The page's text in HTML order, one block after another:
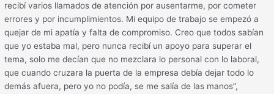
recibí varios llamados de atención por ausentarme, por cometer
errores y por incumplimientos. Mi equipo de trabajo se empezó a
quejar de mi apatía y falta de compromiso. Creo que todos sabían
que yo estaba mal, pero nunca recibí un apoyo para superar el
tema, solo me decían que no mezclara lo personal con lo laboral,
que cuando cruzara la puerta de la empresa debía dejar todo lo
demás afuera, pero yo no podía, se me salía de las manos”,